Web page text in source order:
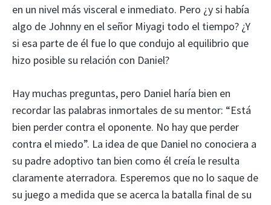
en un nivel más visceral e inmediato. Pero ¿y si había
algo de Johnny en el señor Miyagi todo el tiempo? ¿Y
si esa parte de él fue lo que condujo al equilibrio que
hizo posible su relación con Daniel?
Hay muchas preguntas, pero Daniel haría bien en
recordar las palabras inmortales de su mentor: “Está
bien perder contra el oponente. No hay que perder
contra el miedo”. La idea de que Daniel no conociera a
su padre adoptivo tan bien como él creía le resulta
claramente aterradora. Esperemos que no lo saque de
su juego a medida que se acerca la batalla final de su